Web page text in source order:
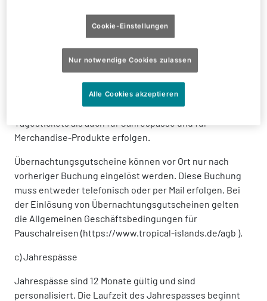
Dazu zählen aktuell
Jahrespässe
Übernachtungsgutscheine
Wertgutscheine
Die Einlösung der Wertgutschein kann vor Ort an der
Kasse und auch online im Ticketshop sowohl für
Tagestickets als auch für Jahrespässe und für
Merchandise-Produkte erfolgen.
Übernachtungsgutscheine können vor Ort nur nach
vorheriger Buchung eingelöst werden. Diese Buchung
muss entweder telefonisch oder per Mail erfolgen. Bei
der Einlösung von Übernachtungsgutscheinen gelten
die Allgemeinen Geschäftsbedingungen für
Pauschalreisen (https://www.tropical-islands.de/agb ).
c) Jahrespässe
Jahrespässe sind 12 Monate gültig und sind
personalisiert. Die Laufzeit des Jahrespasses beginnt
Cookie-Einstellungen
Nur notwendige Cookies zulassen
Alle Cookies akzeptieren